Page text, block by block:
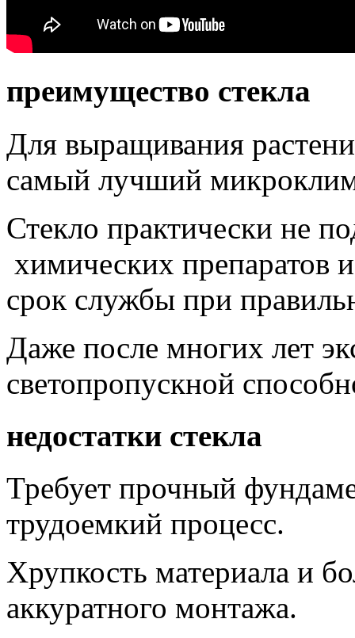
преимущество стекла
Для выращивания
самый лучший
Стекло практически не
химических препаратов
срок службы при
Даже после многих лет
светопропускной
недостатки стекла
Требует прочный
трудоемкий процесс.
Хрупкость материала и
аккуратного монтажа.